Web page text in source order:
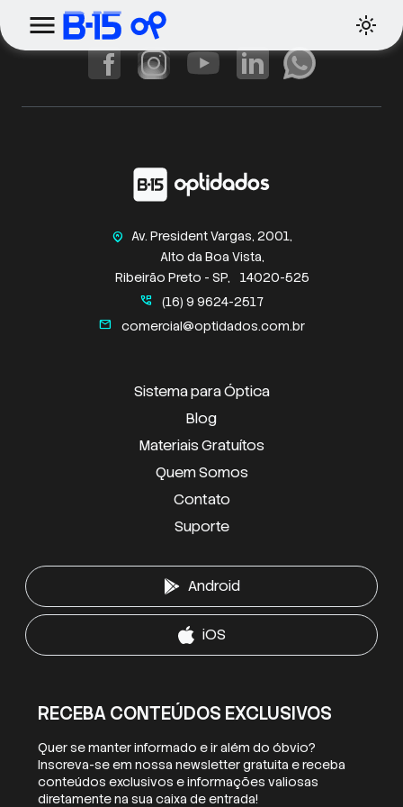
home_pin
Av. President Vargas, 2001,
Alto da Boa Vista,
Ribeirão Preto - SP,
14020-525
perm_phone_msg (16) 9 9624-2517
mail comercial@optidados.com.br
Sistema para Óptica
Blog
Materiais Gratuítos
Quem Somos
Contato
Suporte
RECEBA CONTEÚDOS EXCLUSIVOS
Quer se manter informado e ir além do óbvio?
Inscreva-se em nossa newsletter gratuita e receba
conteúdos exclusivos e informações valiosas
diretamente na sua caixa de entrada!
Android
iOS